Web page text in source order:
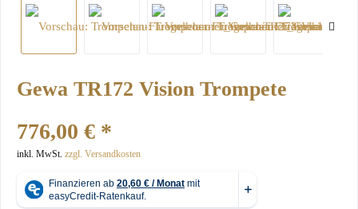
Gewa TR172 Vision Trompete
776,00 € *
inkl. MwSt. zzgl. Versandkosten